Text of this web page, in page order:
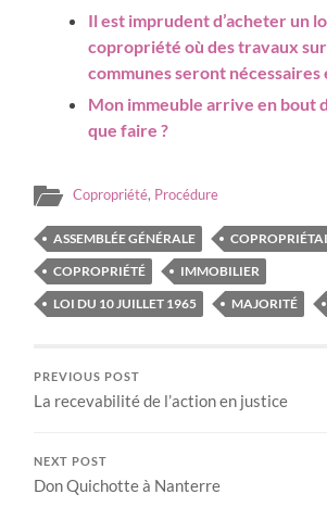
Il est imprudent d’acheter un
copropriété où des travaux
communes seront nécessaires
Mon immeuble arrive en bout
que faire ?
Copropriété, Procédure
ASSEMBLÉE GÉNÉRALE
COPROPRIÉTÉ
IMMOBILIER
LOI DU 10 JUILLET 1965
MAJORITÉ
PREVIOUS POST
La recevabilité de l’action en justice
NEXT POST
Don Quichotte à Nanterre